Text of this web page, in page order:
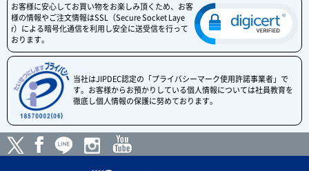
お客様に安心してお買い物をお楽しみ頂くため、お客
様の情報やご注文情報はSSL（Secure Socket Laye
r）による暗号化通信を利用し安全に送受信を行って
おります。
当社はJIPDEC認定の「プライバシーマーク使用許諾事業者」で
す。お客様からお預かりしている個人情報については社員教育を
徹底し個人情報の保護に努めております。